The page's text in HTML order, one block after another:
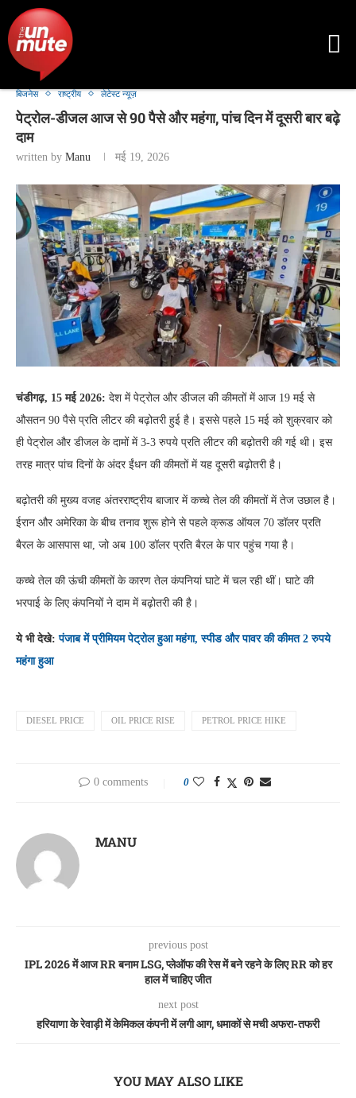
बिजनेस राष्ट्रीय लेटेस्ट न्यूज़
पेट्रोल-डीजल आज से 90 पैसे और महंगा, पांच दिन में दूसरी बार बढ़े
दाम
written by Manu मई 19, 2026
चंडीगढ़, 15 मई 2026: देश में पेट्रोल और डीजल की कीमतों में आज 19 मई से
औसतन 90 पैसे प्रति लीटर की बढ़ोतरी हुई है। इससे पहले 15 मई को शुक्रवार को
ही पेट्रोल और डीजल के दामों में 3-3 रुपये प्रति लीटर की बढ़ोतरी की गई थी। इस
तरह मात्र पांच दिनों के अंदर ईंधन की कीमतों में यह दूसरी बढ़ोतरी है।
बढ़ोतरी की मुख्य वजह अंतरराष्ट्रीय बाजार में कच्चे तेल की कीमतों में तेज उछाल है।
ईरान और अमेरिका के बीच तनाव शुरू होने से पहले क्रूड ऑयल 70 डॉलर प्रति
बैरल के आसपास था, जो अब 100 डॉलर प्रति बैरल के पार पहुंच गया है।
कच्चे तेल की ऊंची कीमतों के कारण तेल कंपनियां घाटे में चल रही थीं। घाटे की
भरपाई के लिए कंपनियों ने दाम में बढ़ोतरी की है।
ये भी देखे:पंजाब में प्रीमियम पेट्रोल हुआ महंगा, स्पीड और पावर की कीमत 2 रुपये
महंगा हुआ
DIESEL PRICE OIL PRICE RISE PETROL PRICE HIKE
0 comments 0
MANU
previous post
IPL 2026 में आज RR बनाम LSG, प्लेऑफ की रेस में बने रहने के लिए RR को हर
हाल में चाहिए जीत
next post
हरियाणा के रेवाड़ी में केमिकल कंपनी में लगी आग, धमाकों से मची अफरा-तफरी
YOU MAY ALSO LIKE